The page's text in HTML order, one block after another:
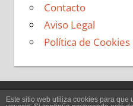
Contacto
Aviso Legal
Política de Cookies
Este sitio web utiliza cookies para